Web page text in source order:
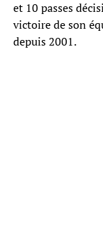
et 10 passes
victoire de son
depuis 2001.